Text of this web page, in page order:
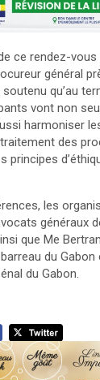
ce rendez-
général
qu’au
vont non
harmoniser
des
principes
les
généraux
que Me
du Gabon
du Gabon.